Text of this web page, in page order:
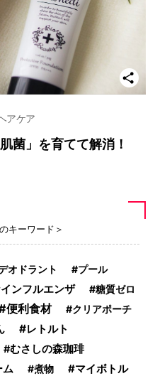
アケア
菌」を育てて解消！
キーワード＞
オドラント プール
インフルエンザ
糖質ゼロ
便利食材 クリアポーチ
レトルト
むさしの森珈琲
ム 煮物 マイボトル